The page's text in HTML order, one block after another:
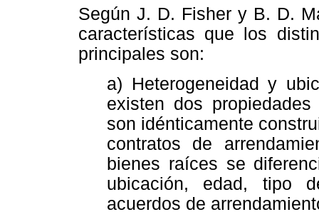
Según J. D. Fisher y B. D.
características que los
principales son:
a) Heterogeneidad y
existen dos
son idénticamente
contratos de
bienes raíces se
ubicación, edad, tipo
acuerdos de